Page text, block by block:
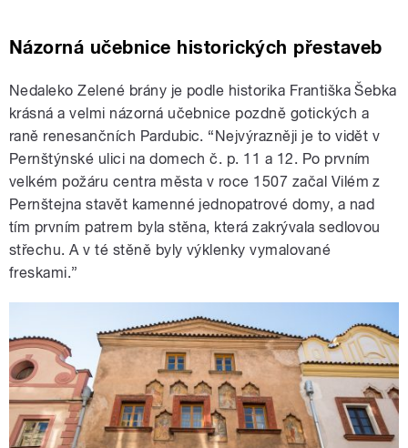
Názorná učebnice historických přestaveb
Nedaleko Zelené brány je podle historika Františka Šebka
krásná a velmi názorná učebnice pozdně gotických a
raně renesančních Pardubic. “Nejvýrazněji je to vidět v
Pernštýnské ulici na domech č. p. 11 a 12. Po prvním
velkém požáru centra města v roce 1507 začal Vilém z
Pernštejna stavět kamenné jednopatrové domy, a nad
tím prvním patrem byla stěna, která zakrývala sedlovou
střechu. A v té stěně byly výklenky vymalované
freskami.”